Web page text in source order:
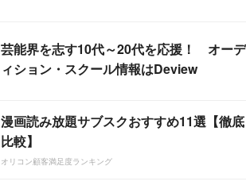
芸能界を志す10代～20代を応援！ オーデ
ィション・スクール情報はDeview
漫画読み放題サブスクおすすめ11選【徹底
比較】
オリコン顧客満足度ランキング